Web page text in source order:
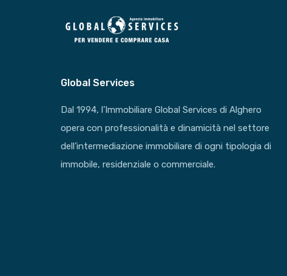
Global Services
Dal 1994, l’Immobiliare Global Services di Alghero
opera con professionalità e dinamicità nel settore
dell’intermediazione immobiliare di ogni tipologia di
immobile, residenziale o commerciale.